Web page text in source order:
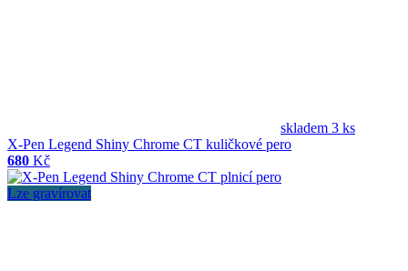
skladem 3 ks
X-Pen Legend Shiny Chrome CT kuličkové pero
680 Kč
Lze gravírovat